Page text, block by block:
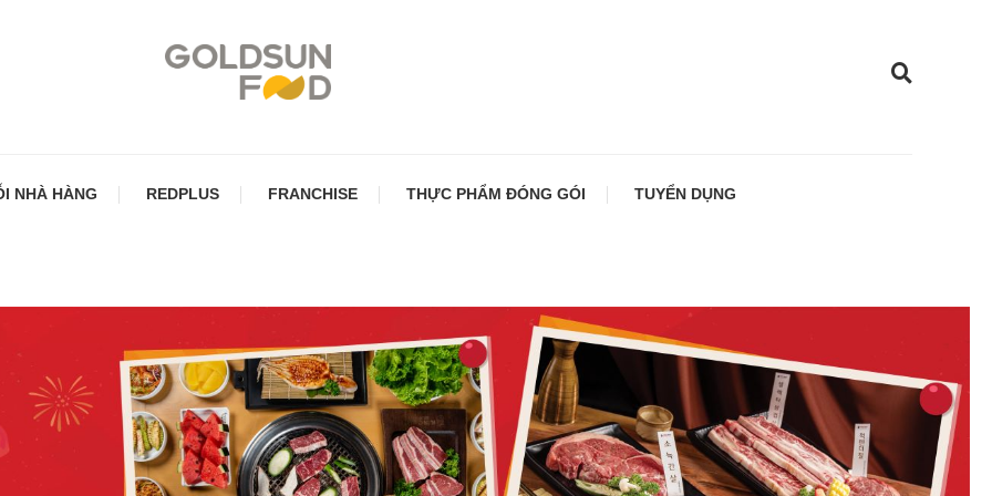
Food
NHÀ HÀNG REDPLUS FRANCHISE THỰC PHẨM ĐÓNG GÓI TUYỂN DỤNG